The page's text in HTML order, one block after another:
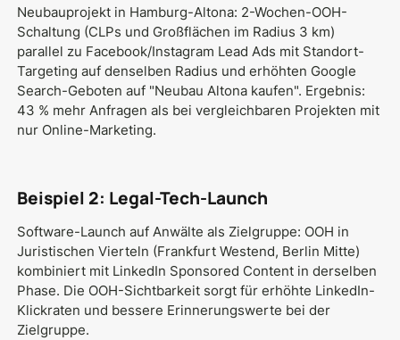
Neubauprojekt in Hamburg-Altona: 2-Wochen-OOH-
Schaltung (CLPs und Großflächen im Radius 3 km)
parallel zu Facebook/Instagram Lead Ads mit Standort-
Targeting auf denselben Radius und erhöhten Google
Search-Geboten auf "Neubau Altona kaufen". Ergebnis:
43 % mehr Anfragen als bei vergleichbaren Projekten mit
nur Online-Marketing.
Beispiel 2: Legal-Tech-Launch
Software-Launch auf Anwälte als Zielgruppe: OOH in
Juristischen Vierteln (Frankfurt Westend, Berlin Mitte)
kombiniert mit LinkedIn Sponsored Content in derselben
Phase. Die OOH-Sichtbarkeit sorgt für erhöhte LinkedIn-
Klickraten und bessere Erinnerungswerte bei der
Zielgruppe.